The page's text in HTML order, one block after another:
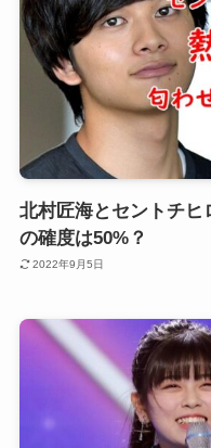
北村匠海とセントチヒ
の確度は50%？
2022年9月5日